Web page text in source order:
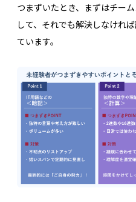
つまずいたとき、まずはチー
して、それでも解決しなけれ
ています。